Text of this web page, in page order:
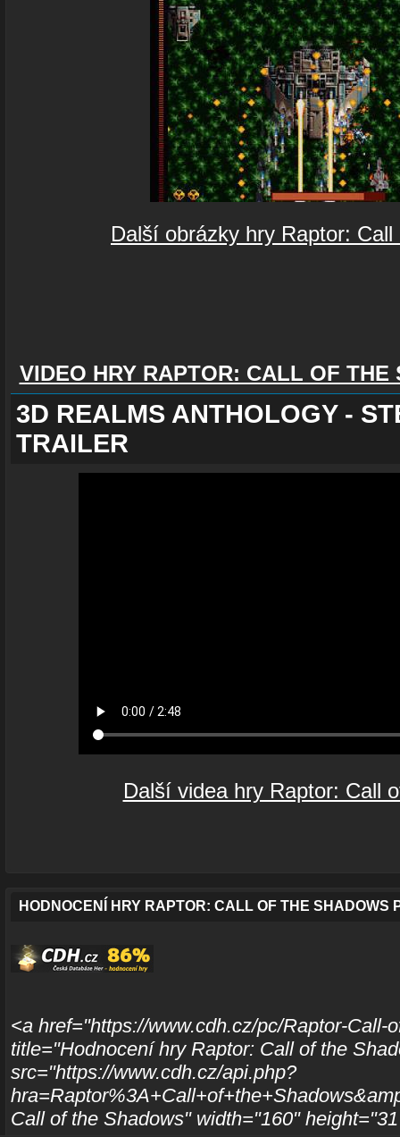
Další obrázky hry Raptor:
VIDEO HRY RAPTOR: CALL OF THE
3D REALMS ANTHOLOGY -
TRAILER
Další videa hry Raptor: Call
HODNOCENÍ HRY RAPTOR: CALL OF THE SHADOWS
<a href="https://www.cdh.cz/pc/Raptor-Call-
title="Hodnocení hry Raptor: Call of the
src="https://www.cdh.cz/api.php?
Call of the Shadows" width="160"